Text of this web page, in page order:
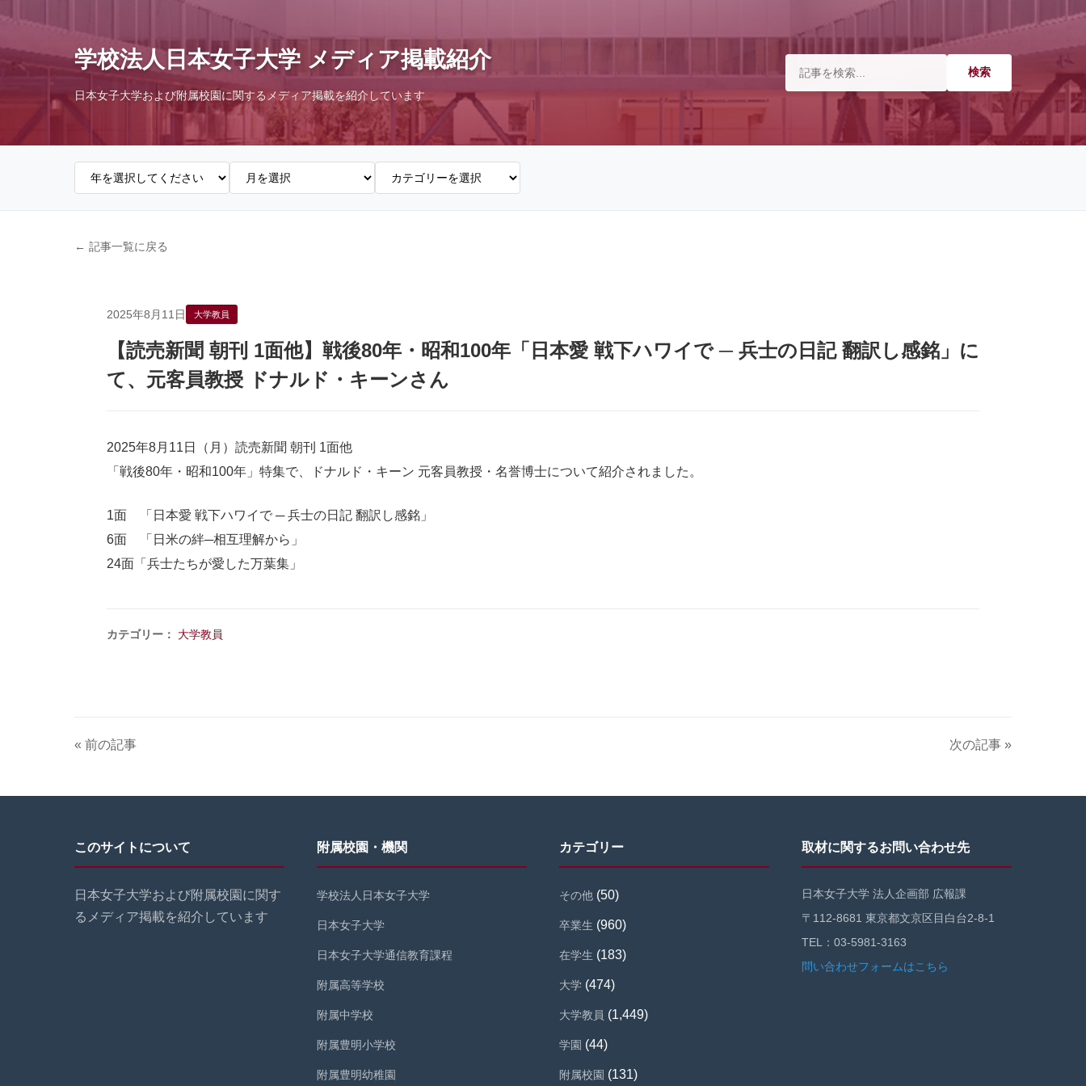
学校法人日本女子大学 メディア掲載紹介
日本女子大学および附属校園に関するメディア掲載を紹介しています
← 記事一覧に戻る
2025年8月11日 大学教員
【読売新聞 朝刊 1面他】戦後80年・昭和100年「日本愛 戦下ハワイで ─ 兵士の日記 翻訳し感銘」に
て、元客員教授 ドナルド・キーンさん
2025年8月11日（月）読売新聞 朝刊 1面他
「戦後80年・昭和100年」特集で、ドナルド・キーン 元客員教授・名誉博士について紹介されました。
1面 「日本愛 戦下ハワイで ─ 兵士の日記 翻訳し感銘」
6面 「日米の絆─相互理解から」
24面「兵士たちが愛した万葉集」
カテゴリー： 大学教員
« 前の記事 次の記事 »
このサイトについて
日本女子大学および附属校園に関す
るメディア掲載を紹介しています
附属校園・機関
学校法人日本女子大学
日本女子大学
日本女子大学通信教育課程
附属高等学校
附属中学校
附属豊明小学校
附属豊明幼稚園
カテゴリー
その他 (50)
卒業生 (960)
在学生 (183)
大学 (474)
大学教員 (1,449)
学園 (44)
附属校園 (131)
取材に関するお問い合わせ先
日本女子大学 法人企画部 広報課
〒112-8681 東京都文京区目白台2-8-1
TEL：03-5981-3163
問い合わせフォームはこちら